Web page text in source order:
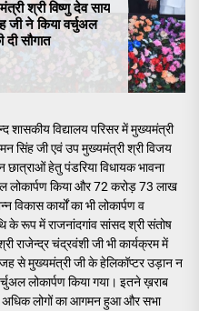
श्री विष्णु देव साय
जी ने किया वर्चुअल
दी सौगात
शासकीय विद्यालय परिसर में मुख्यमंत्री
सिंह जी एवं उप मुख्यमंत्री श्री विजय
छात्राओं हेतु पंडरिया विधायक भावना
लोकार्पण किया और 72 करोड़ 73 लाख
विकास कार्यों का भी लोकार्पण व
के रूप में राजनांदगांव सांसद श्री संतोष
राजेन्द्र चंद्रवंशी जी भी कार्यक्रम में
से मुख्यमंत्री जी के हेलिकॉप्टर उड़ान न
लोकार्पण किया गया। इतने ख़राब
लोगों का आगमन हुआ और सभा